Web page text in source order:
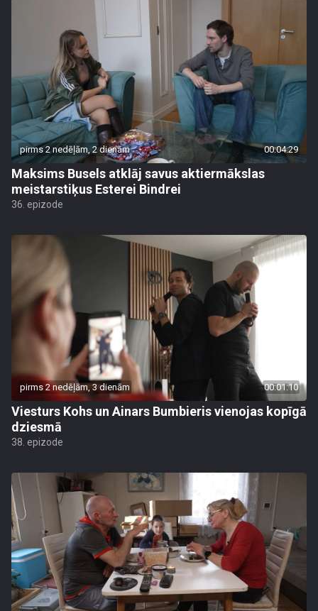
pirms 2 nedēļām, 2 dienām 00:04:29
Maksims Busels atklāj savus aktiermākslas
meistarstiķus Esterei Bindrei
36. epizode
pirms 2 nedēļām, 3 dienām 00:01:10
Viesturs Kohs un Ainars Bumbieris vienojas kopīgā
dziesmā
38. epizode